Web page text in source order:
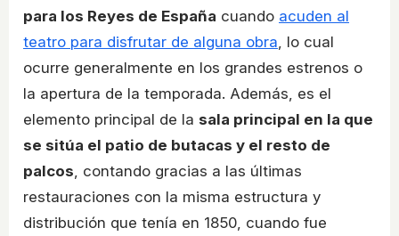
para los Reyes de España cuando acuden al
teatro para disfrutar de alguna obra , lo cual
ocurre generalmente en los grandes estrenos o
la apertura de la temporada. Además, es el
elemento principal de la sala principal en la que
se sitúa el patio de butacas y el resto de
palcos , contando gracias a las últimas
restauraciones con la misma estructura y
distribución que tenía en 1850, cuando fue